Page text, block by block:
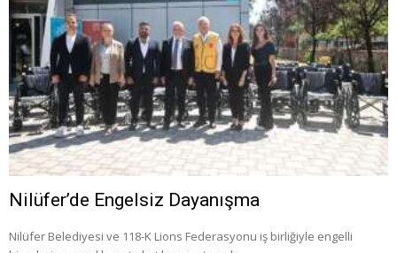
Nilüfer’de Engelsiz Dayanışma
Nilüfer Belediyesi ve 118-K Lions Federasyonu iş birliğiyle engelli